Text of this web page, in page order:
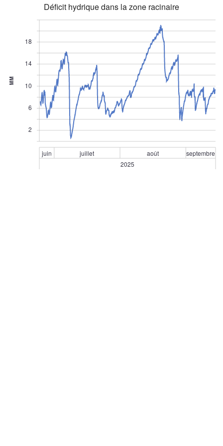
Déficit hydrique dans la zone racinaire
MM
2
6
10
14
18
juin juillet août
septembre
2025